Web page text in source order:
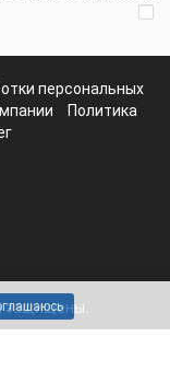
персональных
Политика
защищены.